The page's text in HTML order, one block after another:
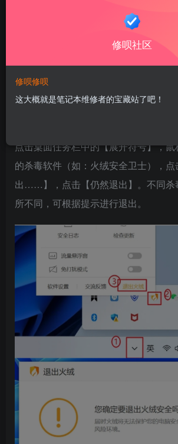
第三方杀毒软件关闭方法？
常见的第三方杀毒软件有：腾讯电脑
士、华硕、华为、联想……电脑管家，
2345……安全卫士，360杀毒，金山毒
点击桌面任务栏中的【展开符号】，
的杀毒软件（如：火绒安全卫士），点
出……】，点击【仍然退出】。不同杀
所不同，可根据提示进行退出。
修呗社区
修呗修呗
这大概就是笔记本维修者的宝藏站了吧！